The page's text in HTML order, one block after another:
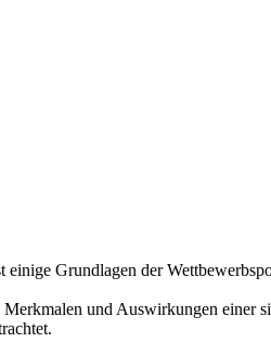
Grundlagen der
und Auswirkungen